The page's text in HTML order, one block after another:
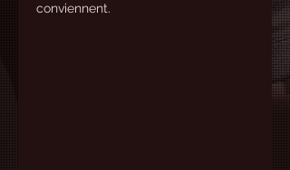
conviennent.